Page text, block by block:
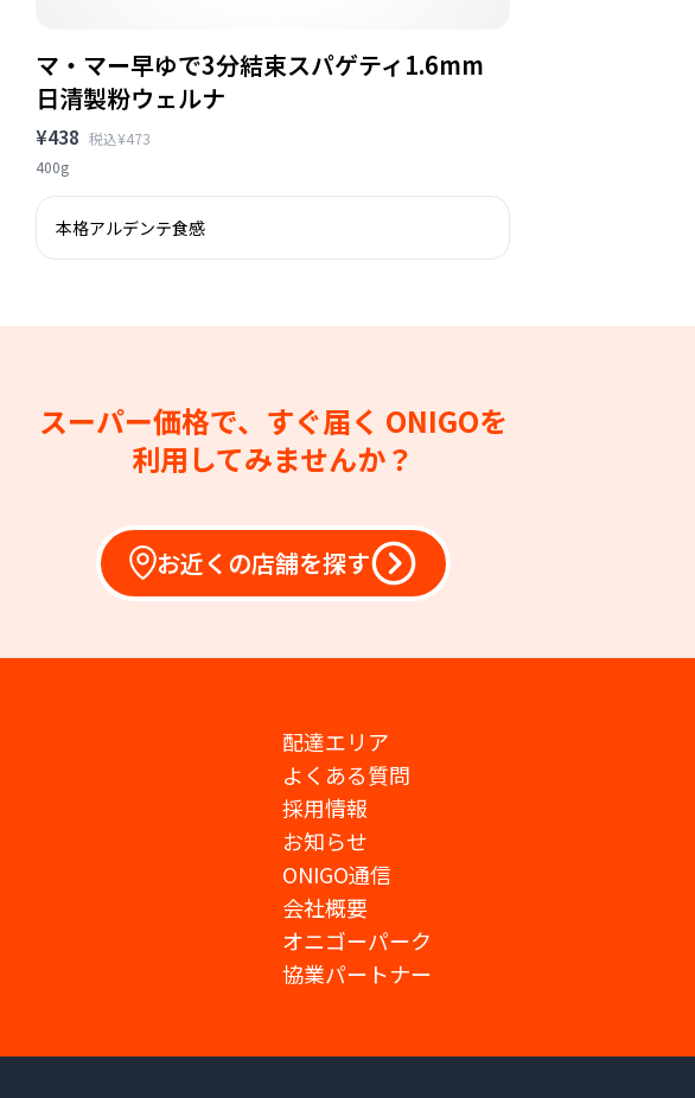
マ・マー早ゆで3分結束スパゲティ1.6mm
日清製粉ウェルナ
¥438 税込¥473
400g
本格アルデンテ食感
スーパー価格で、すぐ届く ONIGOを
利用してみませんか？
お近くの店舗を探す
配達エリア
よくある質問
採用情報
お知らせ
ONIGO通信
会社概要
オニゴーパーク
協業パートナー